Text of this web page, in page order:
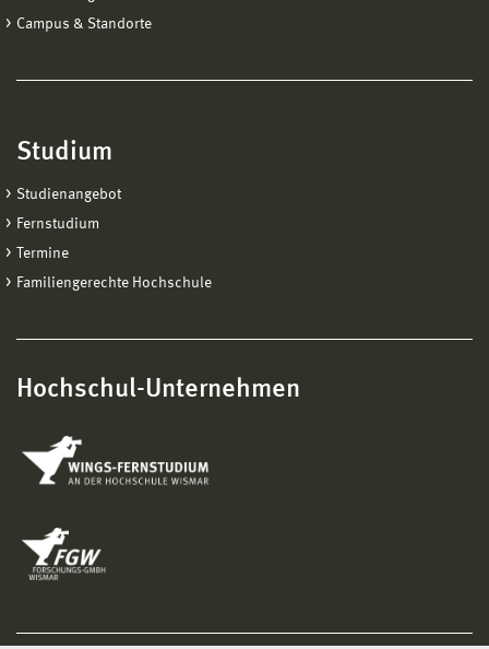
Campus & Standorte
Studium
Studienangebot
Fernstudium
Termine
Familiengerechte Hochschule
Hochschul-Unternehmen